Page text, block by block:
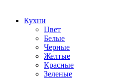
Кухни
Цвет
Белые
Черные
Желтые
Красные
Зеленые